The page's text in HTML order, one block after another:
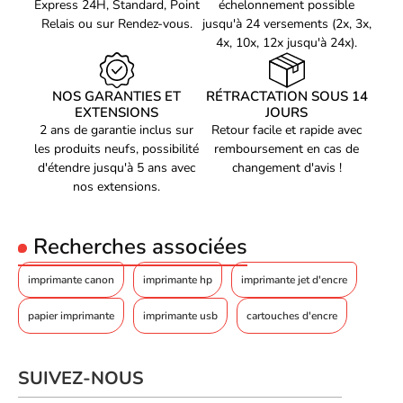
Facile à utiliser grâce à son écran LCD et son panneau de
commande intuitif
Connectivité Wi-Fi et fonctions de Cloud Printing pour une
impression à distance
Investissez dans cette imprimante 3 en 1 Brother DCP-J1310DW
et profitez d'une qualité d'impression exceptionnelle ainsi que
d'une polyvalence sans pareil pour toutes vos tâches de bureau
ou personnelles. Son design élégant et son utilisation intuitive en
font un produit de haute qualité qui saura répondre à tous vos
besoins en matière d'impression. Commandez dès maintenant et
simplifiez votre quotidien !
livret
Oui
Impression sans marge
Copie duplex
Non
Copier
Copie couleur
Délai de sortie de la
première impression
(noir, normal)
13 s
Délai de sortie de la
première impression
(couleur, concept)
28,5 s
copies
Redimentionnement
Express 24H, Standard, Point
Relais ou sur Rendez-vous.
échelonnement possible
jusqu'à 24 versements (2x, 3x,
4x, 10x, 12x jusqu'à 24x).
NOS GARANTIES ET
EXTENSIONS
2 ans de garantie inclus sur
les produits neufs, possibilité
d'étendre jusqu'à 5 ans avec
nos extensions.
RÉTRACTATION SOUS 14
JOURS
Retour facile et rapide avec
remboursement en cas de
changement d'avis !
Recherches associées
imprimante canon imprimante hp imprimante jet d'encre
papier imprimante imprimante usb cartouches d'encre
SUIVEZ-NOUS